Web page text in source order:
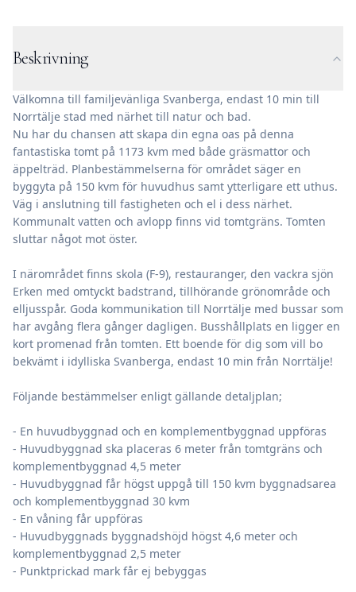
Beskrivning
Välkomna till familjevänliga Svanberga, endast 10 min till
Norrtälje stad med närhet till natur och bad.
Nu har du chansen att skapa din egna oas på denna
fantastiska tomt på 1173 kvm med både gräsmattor och
äppelträd. Planbestämmelserna för området säger en
byggyta på 150 kvm för huvudhus samt ytterligare ett uthus.
Väg i anslutning till fastigheten och el i dess närhet.
Kommunalt vatten och avlopp finns vid tomtgräns. Tomten
sluttar något mot öster.
I närområdet finns skola (F-9), restauranger, den vackra sjön
Erken med omtyckt badstrand, tillhörande grönområde och
elljusspår. Goda kommunikation till Norrtälje med bussar som
har avgång flera gånger dagligen. Busshållplats en ligger en
kort promenad från tomten. Ett boende för dig som vill bo
bekvämt i idylliska Svanberga, endast 10 min från Norrtälje!
Följande bestämmelser enligt gällande detaljplan;
- En huvudbyggnad och en komplementbyggnad uppföras
- Huvudbyggnad ska placeras 6 meter från tomtgräns och
komplementbyggnad 4,5 meter
- Huvudbyggnad får högst uppgå till 150 kvm byggnadsarea
och komplementbyggnad 30 kvm
- En våning får uppföras
- Huvudbyggnads byggnadshöjd högst 4,6 meter och
komplementbyggnad 2,5 meter
- Punktprickad mark får ej bebyggas